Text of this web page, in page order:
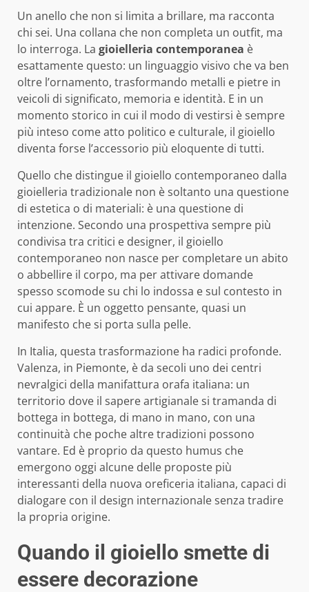
Un anello che non si limita a brillare, ma racconta
chi sei. Una collana che non completa un outfit, ma
lo interroga. La gioielleria contemporanea è
esattamente questo: un linguaggio visivo che va ben
oltre l’ornamento, trasformando metalli e pietre in
veicoli di significato, memoria e identità. E in un
momento storico in cui il modo di vestirsi è sempre
più inteso come atto politico e culturale, il gioiello
diventa forse l’accessorio più eloquente di tutti.
Quello che distingue il gioiello contemporaneo dalla
gioielleria tradizionale non è soltanto una questione
di estetica o di materiali: è una questione di
intenzione. Secondo una prospettiva sempre più
condivisa tra critici e designer, il gioiello
contemporaneo non nasce per completare un abito
o abbellire il corpo, ma per attivare domande
spesso scomode su chi lo indossa e sul contesto in
cui appare. È un oggetto pensante, quasi un
manifesto che si porta sulla pelle.
In Italia, questa trasformazione ha radici profonde.
Valenza, in Piemonte, è da secoli uno dei centri
nevralgici della manifattura orafa italiana: un
territorio dove il sapere artigianale si tramanda di
bottega in bottega, di mano in mano, con una
continuità che poche altre tradizioni possono
vantare. Ed è proprio da questo humus che
emergono oggi alcune delle proposte più
interessanti della nuova oreficeria italiana, capaci di
dialogare con il design internazionale senza tradire
la propria origine.
Quando il gioiello smette di
essere decorazione